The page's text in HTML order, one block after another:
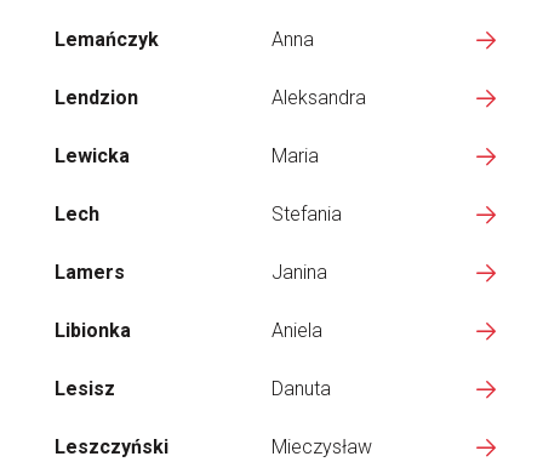
Lemańczyk Anna
Lendzion Aleksandra
Lewicka Maria
Lech Stefania
Lamers Janina
Libionka Aniela
Lesisz Danuta
Leszczyński Mieczysław